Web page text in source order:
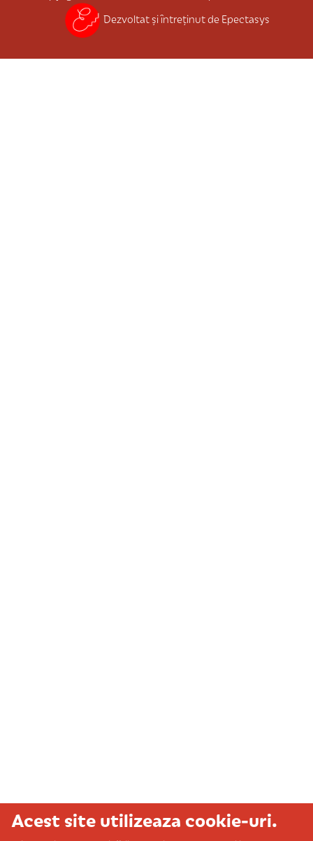
Dezvoltat și întreținut de Epectasys
Acest site utilizeaza cookie-uri.